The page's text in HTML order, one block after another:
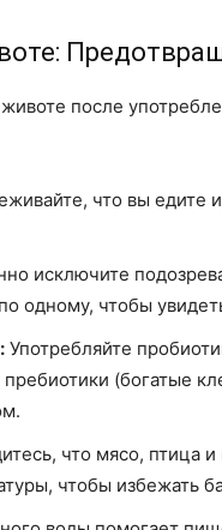
после
что вы едите
исключите
одному, чтобы
Употребляйте
(богатые
что мясо, птица
чтобы избежать